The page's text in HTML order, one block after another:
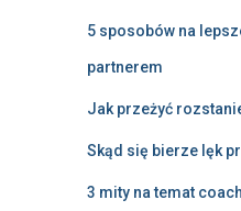
5 sposobów na
partnerem
Jak przeżyć
Skąd się bierze lęk
3 mity na temat